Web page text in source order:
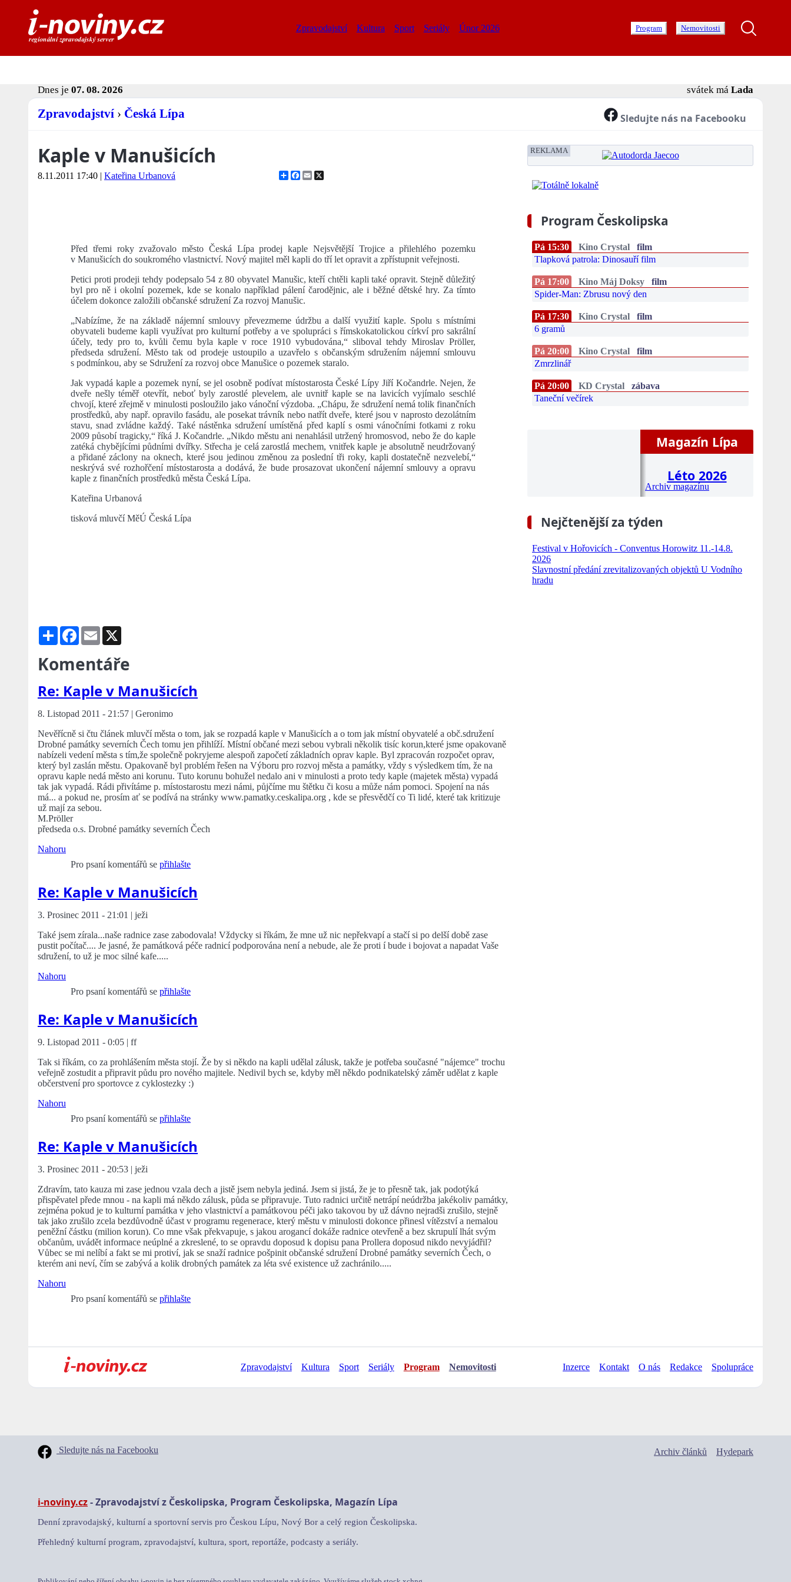
Zpravodajství Kultura Sport Seriály Únor 2026 Program Nemovitosti
Dnes je 07. 08. 2026 svátek má Lada
Zpravodajství › Česká Lípa Sledujte nás na Facebooku
Kaple v Manušicích
8.11.2011 17:40 | Kateřina Urbanová ShareFacebook
Email
Před třemi roky zvažovalo město Česká Lípa prodej kaple Nejsvětější Trojice a přilehlého pozemku
v Manušicích do soukromého vlastnictví. Nový majitel měl kapli do tří let opravit a zpřístupnit veřejnosti.
Petici proti prodeji tehdy podepsalo 54 z 80 obyvatel Manušic, kteří chtěli kapli také opravit. Stejně důležitý
byl pro ně i okolní pozemek, kde se konalo například pálení čarodějnic, ale i běžné dětské hry. Za tímto
účelem dokonce založili občanské sdružení Za rozvoj Manušic.
„Nabízíme, že na základě nájemní smlouvy převezmeme údržbu a další využití kaple. Spolu s místními
obyvateli budeme kapli využívat pro kulturní potřeby a ve spolupráci s římskokatolickou církví pro sakrální
účely, tedy pro to, kvůli čemu byla kaple v roce 1910 vybudována,“ sliboval tehdy Miroslav Pröller,
předseda sdružení. Město tak od prodeje ustoupilo a uzavřelo s občanským sdružením nájemní smlouvu
s podmínkou, aby se Sdružení za rozvoj obce Manušice o pozemek staralo.
Jak vypadá kaple a pozemek nyní, se jel osobně podívat místostarosta České Lípy Jiří Kočandrle. Nejen, že
dveře nešly téměř otevřít, neboť byly zarostlé plevelem, ale uvnitř kaple se na lavicích vyjímalo seschlé
chvojí, které zřejmě v minulosti posloužilo jako vánoční výzdoba. „Chápu, že sdružení nemá tolik finančních
prostředků, aby např. opravilo fasádu, ale posekat trávník nebo natřít dveře, které jsou v naprosto dezolátním
stavu, snad zvládne každý. Také nástěnka sdružení umístěná před kaplí s osmi vánočními fotkami z roku
2009 působí tragicky,“ říká J. Kočandrle. „Nikdo městu ani nenahlásil utržený hromosvod, nebo že do kaple
zatéká chybějícími půdními dvířky. Střecha je celá zarostlá mechem, vnitřek kaple je absolutně neudržovaný
a přidané záclony na oknech, které jsou jedinou změnou za poslední tři roky, kapli dostatečně nezvelebí,“
neskrývá své rozhořčení místostarosta a dodává, že bude prosazovat ukončení nájemní smlouvy a opravu
kaple z finančních prostředků města Česká Lípa.
Kateřina Urbanová
tisková mluvčí MěÚ Česká Lípa
Share Facebook
Email
Komentáře
Re: Kaple v Manušicích
8. Listopad 2011 - 21:57 | Geronimo
Nevěřícně si čtu článek mluvčí města o tom, jak se rozpadá kaple v Manušicích a o tom jak místní obyvatelé a obč.sdružení
Drobné památky severních Čech tomu jen přihlíží. Místní občané mezi sebou vybrali několik tisíc korun,které jsme opakovaně
nabízeli vedení města s tím,že společně pokryjeme alespoň započetí základních oprav kaple. Byl zpracován rozpočet oprav,
který byl zaslán městu. Opakovaně byl problém řešen na Výboru pro rozvoj města a památky, vždy s výsledkem tím, že na
opravu kaple nedá město ani korunu. Tuto korunu bohužel nedalo ani v minulosti a proto tedy kaple (majetek města) vypadá
tak jak vypadá. Rádi přivítáme p. místostarostu mezi námi, půjčíme mu štětku či kosu a může nám pomoci. Spojení na nás
má... a pokud ne, prosím ať se podívá na stránky www.pamatky.ceskalipa.org , kde se přesvědčí co Ti lidé, které tak kritizuje
už mají za sebou.
M.Pröller
předseda o.s. Drobné památky severních Čech
Nahoru
Pro psaní komentářů se přihlašte
Re: Kaple v Manušicích
3. Prosinec 2011 - 21:01 | ježi
Také jsem zírala...naše radnice zase zabodovala! Vždycky si říkám, že mne už nic nepřekvapí a stačí si po delší době zase
pustit počítač.... Je jasné, že památková péče radnicí podporována není a nebude, ale že proti í bude i bojovat a napadat Vaše
sdružení, to už je moc silné kafe.....
Nahoru
Pro psaní komentářů se přihlašte
Re: Kaple v Manušicích
9. Listopad 2011 - 0:05 | ff
Tak si říkám, co za prohlášením města stojí. Že by si někdo na kapli udělal zálusk, takže je potřeba současné "nájemce" trochu
veřejně zostudit a připravit půdu pro nového majitele. Nedivil bych se, kdyby měl někdo podnikatelský záměr udělat z kaple
občerstvení pro sportovce z cyklostezky :)
Nahoru
Pro psaní komentářů se přihlašte
Re: Kaple v Manušicích
3. Prosinec 2011 - 20:53 | ježi
Zdravím, tato kauza mi zase jednou vzala dech a jistě jsem nebyla jediná. Jsem si jistá, že je to přesně tak, jak podotýká
přispěvatel přede mnou - na kapli má někdo zálusk, půda se připravuje. Tuto radnici určitě netrápí neúdržba jakékoliv památky,
zejména pokud je to kulturní památka v jeho vlastnictví a památkovou péči jako takovou by už dávno nejradši zrušilo, stejně
tak jako zrušilo zcela bezdůvodně účast v programu regenerace, který městu v minulosti dokonce přinesl vítězství a nemalou
peněžní částku (milion korun). Co mne však překvapuje, s jakou arogancí dokáže radnice otevřeně a bez skrupulí lhát svým
občanům, uvádět informace neúplné a zkreslené, to se opravdu doposud k dopisu pana Prollera doposud nikdo nevyjádřil?
Vůbec se mi nelíbí a fakt se mi protiví, jak se snaží radnice pošpinit občanské sdružení Drobné památky severních Čech, o
kterém ani neví, čím se zabývá a kolik drobných památek za léta své existence už zachránilo.....
Nahoru
Pro psaní komentářů se přihlašte
REKLAMA
Program Českolipska
Pá 15:30 Kino Crystal
film
Tlapková patrola: Dinosauří film
Pá 17:00 Kino Máj Doksy
film
Spider-Man: Zbrusu nový den
Pá 17:30 Kino Crystal
film
6 gramů
Pá 20:00 Kino Crystal
film
Zmrzlinář
Pá 20:00 KD Crystal
zábava
Taneční večírek
Magazín Lípa
Léto 2026
Archiv magazínu
Nejčtenější za týden
Festival v Hořovicích - Conventus Horowitz 11.-14.8.
2026
Slavnostní předání zrevitalizovaných objektů U Vodního
hradu
Zpravodajství Kultura Sport Seriály Program Nemovitosti Inzerce Kontakt O nás Redakce Spolupráce
Sledujte nás na Facebooku Archiv článků Hydepark
i-noviny.cz- Zpravodajství z Českolipska, Program Českolipska, Magazín Lípa
Denní zpravodajský, kulturní a sportovní servis pro Českou Lípu, Nový Bor a celý region Českolipska.
Přehledný kulturní program, zpravodajství, kultura, sport, reportáže, podcasty a seriály.